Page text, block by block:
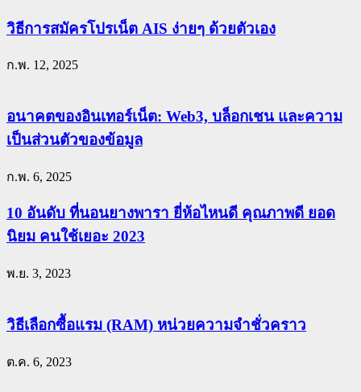
วิธีการสมัครโปรเน็ต AIS ง่ายๆ ด้วยตัวเอง
ก.พ. 12, 2025
อนาคตของอินเทอร์เน็ต: Web3, บล็อกเชน และความ
เป็นส่วนตัวของข้อมูล
ก.พ. 6, 2025
10 อันดับ ที่นอนยางพารา ยี่ห้อไหนดี คุณภาพดี ยอด
นิยม คนใช้เยอะ 2023
พ.ย. 3, 2023
วิธีเลือกซื้อแรม (RAM) หน่วยความจำชั่วคราว
ต.ค. 6, 2023